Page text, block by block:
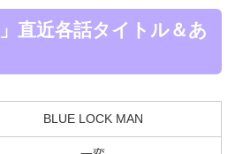
直近各話タイトル＆あ
BLUE LOCK MAN